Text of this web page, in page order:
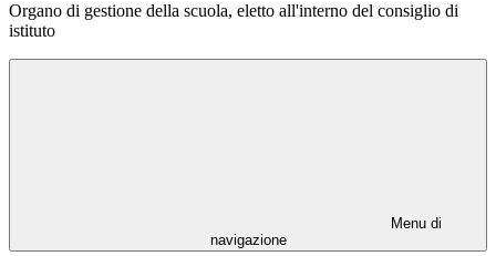
Organo di gestione della scuola, eletto all'interno del consiglio di
istituto
Menu di
navigazione